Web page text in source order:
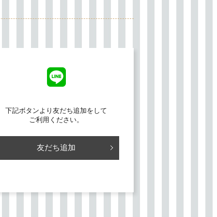
下記ボタンより友だち追加をして
ご利用ください。
友だち追加